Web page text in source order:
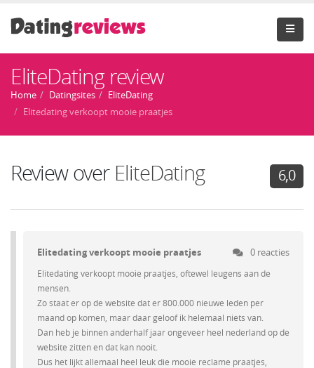
EliteDating review
Home Datingsites
EliteDating
Elitedating verkoopt mooie praatjes
Review over EliteDating 6,0
Elitedating verkoopt mooie praatjes 0 reacties
Elitedating verkoopt mooie praatjes, oftewel leugens aan de
mensen.
Zo staat er op de website dat er 800.000 nieuwe leden per
maand op komen, maar daar geloof ik helemaal niets van.
Dan heb je binnen anderhalf jaar ongeveer heel nederland op de
website zitten en dat kan nooit.
Dus het lijkt allemaal heel leuk die mooie reclame praatjes,